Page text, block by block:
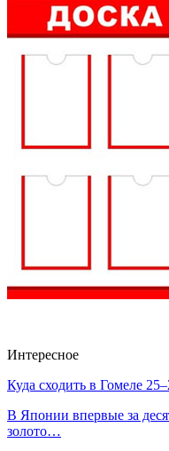
Интересное
Куда сходить в Гомеле
В Японии впервые за
золото…